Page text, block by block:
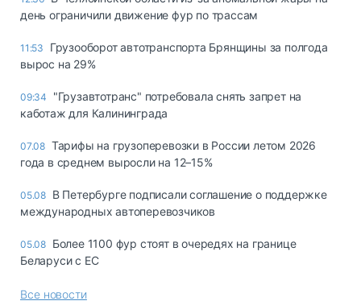
день ограничили движение фур по трассам
11:53
Грузооборот автотранспорта Брянщины за полгода
вырос на 29%
09:34
"Грузавтотранс" потребовала снять запрет на
каботаж для Калининграда
07.08 Тарифы на грузоперевозки в России летом 2026
года в среднем выросли на 12–15%
05.08 В Петербурге подписали соглашение о поддержке
международных автоперевозчиков
05.08 Более 1100 фур стоят в очередях на границе
Беларуси с ЕС
Все новости